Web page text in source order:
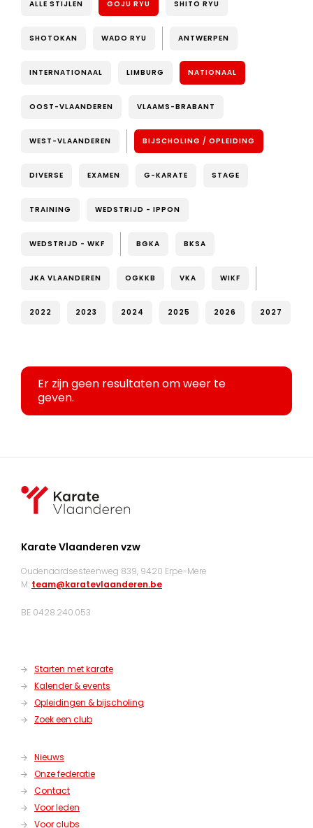
ALLE STIJLEN GOJU RYU SHITO RYU
SHOTOKAN WADO RYU ANTWERPEN
INTERNATIONAAL LIMBURG NATIONAAL
OOST-VLAANDEREN VLAAMS-BRABANT
WEST-VLAANDEREN BIJSCHOLING / OPLEIDING
DIVERSE EXAMEN G-KARATE STAGE
TRAINING WEDSTRIJD - IPPON
WEDSTRIJD - WKF BGKA BKSA
JKA VLAANDEREN OGKKB VKA WIKF
2022 2023 2024 2025 2026 2027
Er zijn geen resultaten om weer te
geven.
Karate Vlaanderen vzw
Oudenaardsesteenweg 839, 9420 Erpe-Mere
M: team@karatevlaanderen.be
BE 0428.240.053
Starten met karate
Kalender & events
Opleidingen & bijscholing
Zoek een club
Nieuws
Onze federatie
Contact
Voor leden
Voor clubs